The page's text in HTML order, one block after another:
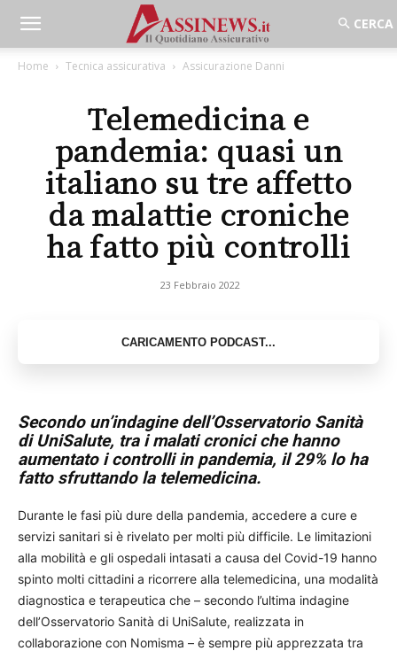
Home Tecnica assicurativa Assicurazione Danni
Telemedicina e
pandemia: quasi un
italiano su tre affetto
da malattie croniche
ha fatto più controlli
23 Febbraio 2022
Secondo un’indagine dell’Osservatorio Sanità
di UniSalute, tra i malati cronici che hanno
aumentato i controlli in pandemia, il 29% lo ha
fatto sfruttando la telemedicina.
Durante le fasi più dure della pandemia, accedere a cure e
servizi sanitari si è rivelato per molti più difficile. Le limitazioni
alla mobilità e gli ospedali intasati a causa del Covid-19 hanno
spinto molti cittadini a ricorrere alla telemedicina, una modalità
diagnostica e terapeutica che – secondo l’ultima indagine
dell’Osservatorio Sanità di UniSalute, realizzata in
collaborazione con Nomisma – è sempre più apprezzata tra